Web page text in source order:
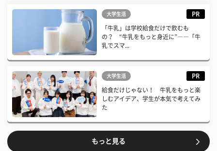
大学生活 PR
「牛乳」は学校給食だけで飲むも
の？ “牛乳をもっと身近に”――「牛
乳でスマ...
大学生活 PR
給食だけじゃない！ 牛乳をもっと楽
しむアイデア、学生が本気で考えてみ
た
もっと見る